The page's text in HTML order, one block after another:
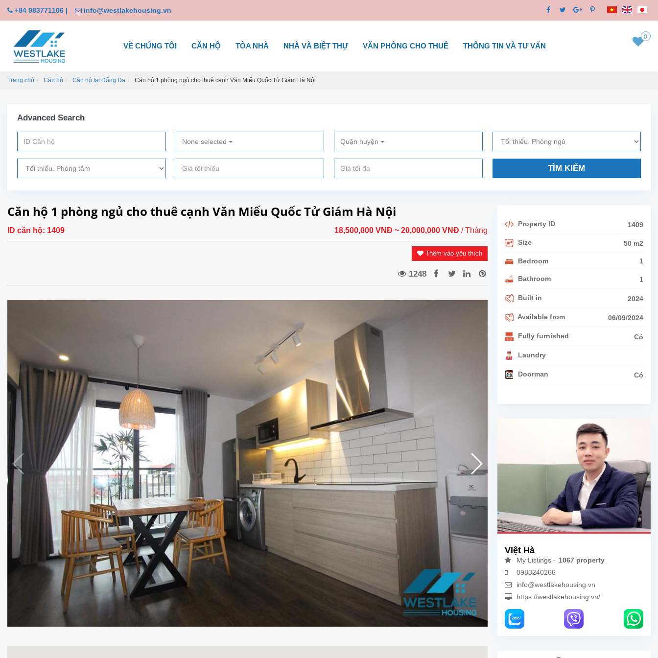
+84 983771106 | info@westlakehousing.vn
VỀ CHÚNG TÔI CĂN HỘ TÒA NHÀ NHÀ VÀ BIỆT THỰ VĂN PHÒNG CHO THUÊ THÔNG TIN VÀ TƯ VẤN
0
Trang chủ Căn hộ Căn hộ tại Đống Đa Căn hộ 1 phòng ngủ cho thuê cạnh Văn Miếu Quốc Tử Giám Hà Nội
Advanced Search
None selected Quận huyện
TÌM KIẾM
Căn hộ 1 phòng ngủ cho thuê cạnh Văn Miếu Quốc Tử Giám Hà Nội
ID căn hộ: 1409 18,500,000 VNĐ ~ 20,000,000 VNĐ / Tháng
Thêm vào yêu thích
1248
Property ID 1409
Size 50 m2
Bedroom 1
Bathroom 1
Built in 2024
Available from 06/09/2024
Fully furnished Có
Laundry
Doorman Có
Việt Hà
My Listings - 1067 property
0983240266
info@westlakehousing.vn
https://westlakehousing.vn/